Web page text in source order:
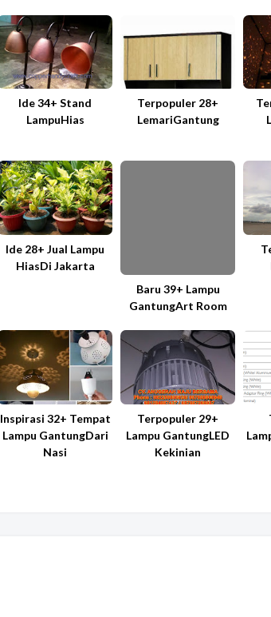
Ide 34+ Stand
LampuHias
Terpopuler 28+
LemariGantung
Ide 28+ Jual Lampu
HiasDi Jakarta
Baru 39+ Lampu
GantungArt Room
Inspirasi 32+ Tempat
Lampu GantungDari
Nasi
Terpopuler 29+
Lampu GantungLED
Kekinian